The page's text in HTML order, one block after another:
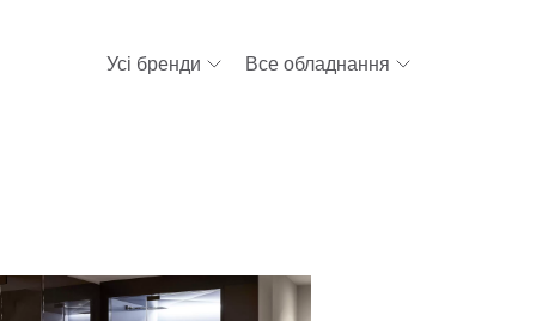
Усі бренди Все обладнання